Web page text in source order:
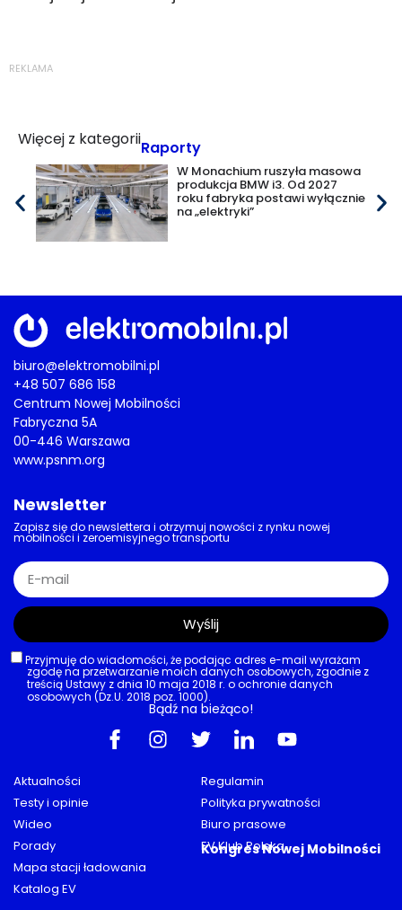
REKLAMA
Więcej z kategoriiRaporty
W Monachium ruszyła masowa
produkcja BMW i3. Od 2027
roku fabryka postawi wyłącznie
na „elektryki”
biuro@elektromobilni.pl
+48 507 686 158
Centrum Nowej Mobilności
Fabryczna 5A
00-446 Warszawa
www.psnm.org
Aktualności
Testy i opinie
Wideo
Porady
Mapa stacji ładowania
Katalog EV
Regulamin
Polityka prywatności
Biuro prasowe
EV Klub Polska
Kongres Nowej Mobilności
Newsletter
Zapisz się do newslettera i otrzymuj nowości z rynku nowej
mobilności i zeroemisyjnego transportu
Przyjmuję do wiadomości, że podając adres e-mail wyrażam
zgodę na przetwarzanie moich danych osobowych, zgodnie z
treścią Ustawy z dnia 10 maja 2018 r. o ochronie danych
osobowych (Dz.U. 2018 poz. 1000).
Wyślij
Bądź na bieżąco!